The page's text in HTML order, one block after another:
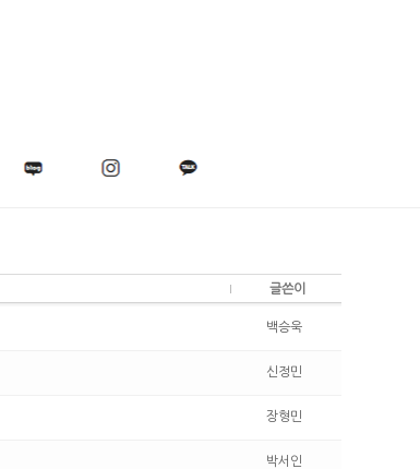
글쓴이
백승욱
신정민
장형민
박서인